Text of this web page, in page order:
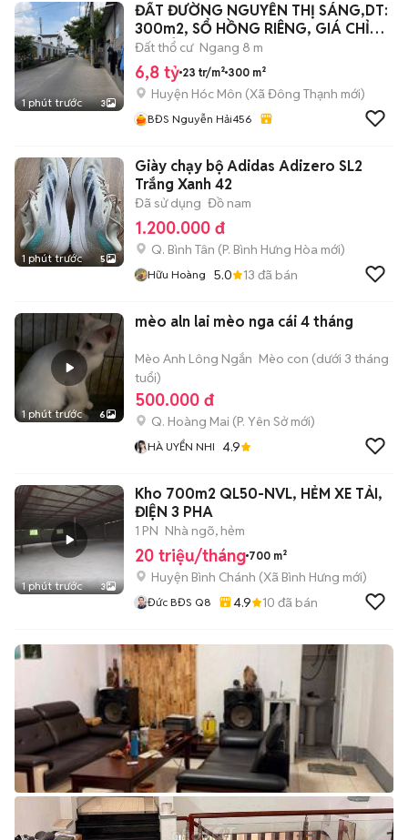
1 phút trước 3
ĐẤT ĐƯỜNG NGUYỄN THỊ SÁNG,DT:
300m2, SỔ HỒNG RIÊNG, GIÁ CHỈ
6.8 TỶ
Đất thổ cư Ngang 8 m
6,8 tỷ 23 tr/m² 300 m²
Huyện Hóc Môn (Xã Đông Thạnh mới)
BĐS Nguyễn Hải456
1 phút trước 5
Giày chạy bộ Adidas Adizero SL2
Trắng Xanh 42
Đã sử dụng Đồ nam
1.200.000 đ
Q. Bình Tân (P. Bình Hưng Hòa mới)
Hữu Hoàng 5.0 13 đã bán
1 phút trước 6
mèo aln lai mèo nga cái 4 tháng
Mèo Anh Lông Ngắn Mèo con (dưới 3 tháng
tuổi)
500.000 đ
Q. Hoàng Mai (P. Yên Sởmới)
HÀ UYỂN NHI 4.9
1 phút trước 3
Kho 700m2 QL50-NVL, HẺM XE TẢI,
ĐIỆN 3 PHA
1 PN Nhà ngõ, hẻm
20 triệu/tháng 700 m²
Huyện Bình Chánh (Xã Bình Hưng mới)
Đức BĐS Q8 4.9 10 đã bán